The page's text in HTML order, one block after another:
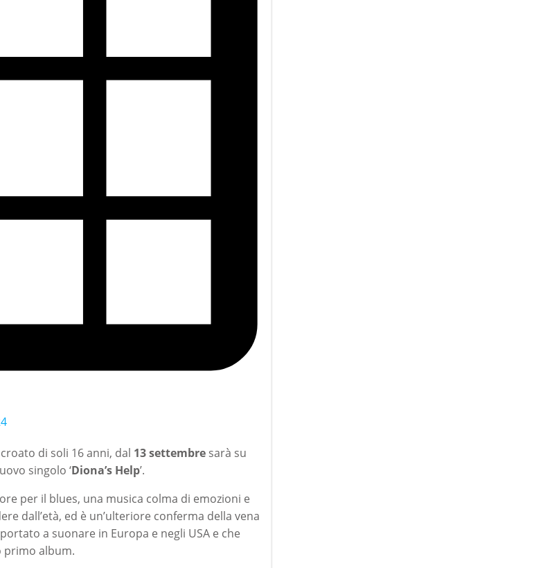
di soli 16 anni, dal 13 settembresarà su
singolo ‘Diona’s Help’.
per il blues, una musica colma di emozioni e
dall’età, ed è un’ulteriore conferma della vena
a suonare in Europa e negli USA e che
primo album.